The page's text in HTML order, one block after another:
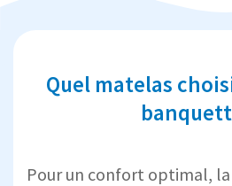
Quel matelas
Pour un confort optimal, la